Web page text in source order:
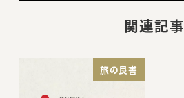
関連記事
旅の良書